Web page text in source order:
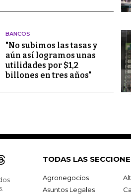
BANCOS
"No subimos las tasas y
aún así logramos unas
utilidades por $1,2
billones en tres años"
TODAS LAS
Agronegocios
Asuntos Legales